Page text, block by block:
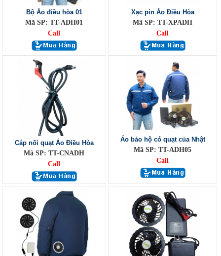
Bộ Áo điều hòa 01
Mã SP: TT-ADH01
Call
Xạc pin Áo Điều Hòa
Mã SP: TT-XPADH
Call
Cáp nối quạt Áo Điều Hòa
Mã SP: TT-CNADH
Call
Áo bảo hộ có quạt của Nhật
Mã SP: TT-ADH05
Call